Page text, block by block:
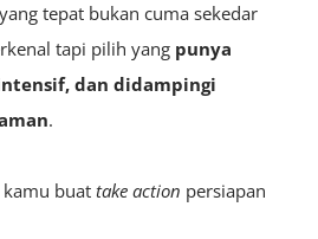
tepat bukan cuma sekedar
tapi pilih yang punya
dan didampingi
.
kamu buat take action persiapan